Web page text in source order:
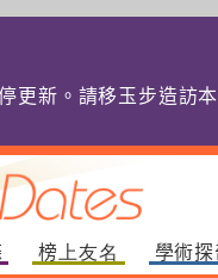
更新。請移玉步造訪
榜上友名 學術